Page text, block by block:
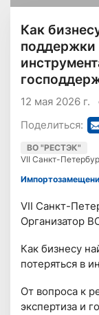
Как
поддержки
12 мая 2026 г.
Поделиться:
ВО "РЕСТЭК"
VII Санкт-
VII Санкт-
Организатор
Как бизнесу
потеряться в
От вопроса к
экспертиза и